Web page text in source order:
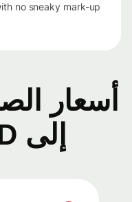
no sneaky mark-up
إلى USD اليوم